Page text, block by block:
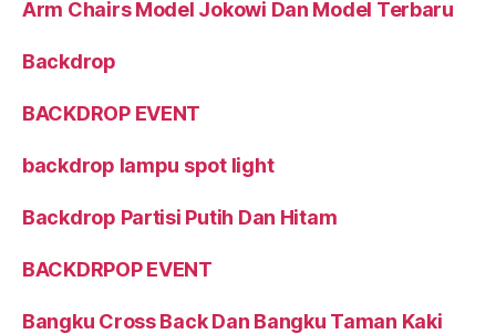
Arm Chairs Model Jokowi Dan Model Terbaru
Backdrop
BACKDROP EVENT
backdrop lampu spot light
Backdrop Partisi Putih Dan Hitam
BACKDRPOP EVENT
Bangku Cross Back Dan Bangku Taman Kaki